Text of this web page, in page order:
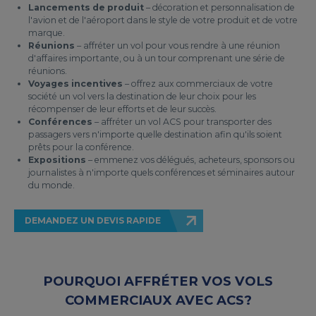
Lancements de produit – décoration et personnalisation de
l'avion et de l'aéroport dans le style de votre produit et de votre
marque.
Réunions – affréter un vol pour vous rendre à une réunion
d'affaires importante, ou à un tour comprenant une série de
réunions.
Voyages incentives – offrez aux commerciaux de votre
société un vol vers la destination de leur choix pour les
récompenser de leur efforts et de leur succès.
Conférences – affréter un vol ACS pour transporter des
passagers vers n'importe quelle destination afin qu'ils soient
prêts pour la conférence.
Expositions – emmenez vos délégués, acheteurs, sponsors ou
journalistes à n'importe quels conférences et séminaires autour
du monde.
DEMANDEZ UN DEVIS RAPIDE
POURQUOI AFFRÉTER VOS VOLS
COMMERCIAUX AVEC ACS?